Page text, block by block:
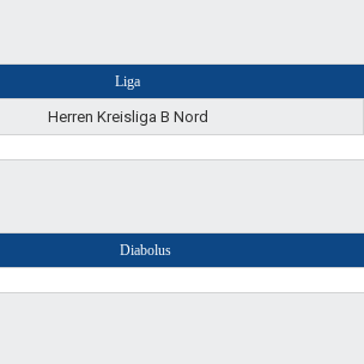
Liga
Herren Kreisliga B Nord
Diabolus